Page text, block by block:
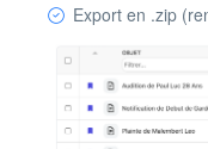
Export en .zip